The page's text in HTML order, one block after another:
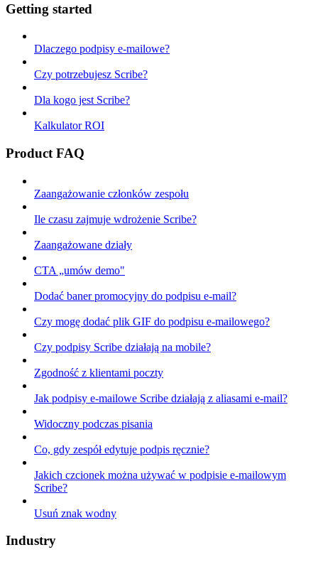
Getting started
Dlaczego podpisy e-mailowe?
Czy potrzebujesz Scribe?
Dla kogo jest Scribe?
Kalkulator ROI
Product FAQ
Zaangażowanie członków zespołu
Ile czasu zajmuje wdrożenie Scribe?
Zaangażowane działy
CTA „umów demo"
Dodać baner promocyjny do podpisu e-mail?
Czy mogę dodać plik GIF do podpisu e-mailowego?
Czy podpisy Scribe działają na mobile?
Zgodność z klientami poczty
Jak podpisy e-mailowe Scribe działają z aliasami e-mail?
Widoczny podczas pisania
Co, gdy zespół edytuje podpis ręcznie?
Jakich czcionek można używać w podpisie e-mailowym
Scribe?
Usuń znak wodny
Industry